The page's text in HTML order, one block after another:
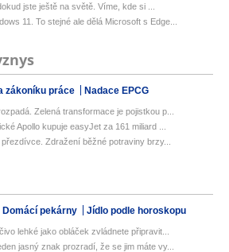
jste ještě na světě. Víme, kde si ...
11. To stejné ale dělá Microsoft s Edge...
zákoníku práce Nadace EPCG
Zelená transformace je pojistkou p...
Apollo kupuje easyJet za 161 miliard ...
Zdražení běžné potraviny brzy...
Domácí pekárny Jídlo podle horoskopu
lehké jako obláček zvládnete připravit...
jasný znak prozradí, že se jim máte vy...